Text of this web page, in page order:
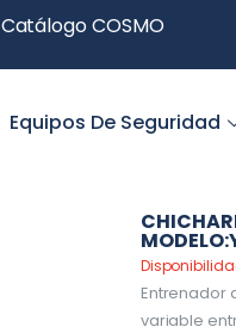
Catálogo COSMO
Equipos De Seguridad
Entrenador
variable